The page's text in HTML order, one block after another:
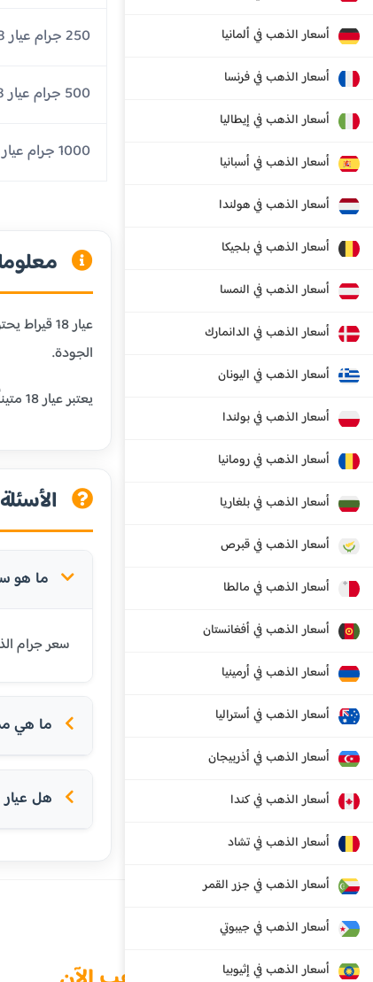
أسعار الذهب في ألمانيا
أسعار الذهب في فرنسا
أسعار الذهب في إيطاليا
أسعار الذهب في أسبانيا
أسعار الذهب في هولندا
أسعار الذهب في بلجيكا
أسعار الذهب في النمسا
أسعار الذهب في الدانمارك
أسعار الذهب في اليونان
أسعار الذهب في بولندا
أسعار الذهب في رومانيا
أسعار الذهب في بلغاريا
أسعار الذهب في قبرص
أسعار الذهب في مالطا
أسعار الذهب في أفغانستان
أسعار الذهب في أرمينيا
أسعار الذهب في أستراليا
أسعار الذهب في أذربيجان
أسعار الذهب في كندا
أسعار الذهب في تشاد
أسعار الذهب في جزر القمر
أسعار الذهب في جيبوتي
أسعار الذهب في إثيوبيا
250 جرام عيار 18
500 جرام عيار 18
1000 جرام عيار 18
الجودة.
يعتبر عيار 18 متيناً جداً ومقاوماً للخدش، مما يجعله مثالياً للمجوهرات التي يتم ارتداؤها يومياً. كما أنه يحافظ على لون الذهب الجميل مع إضافة المتانة.
ما هو سعر
سعر جرام الذهب عيار 18 قيراط في تالين اليوم هو 90.71
ما هي
هل عيار 18 مناسب للخواتم؟